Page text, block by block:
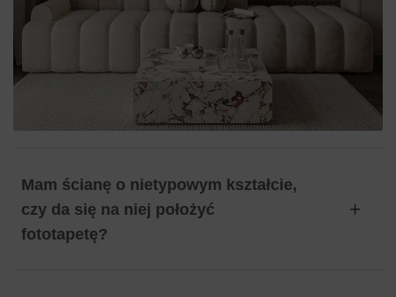
Mam ścianę o nietypowym kształcie,
czy da się na niej położyć
fototapetę?